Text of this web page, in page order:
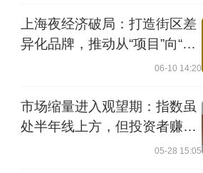
上海夜经济破局：打造街区差
异化品牌，推动从“项目”向“产
06-10 14:20
市场缩量进入观望期：指数虽
处半年线上方，但投资者赚钱
效应显著降温（左剑明）05-28 15:05